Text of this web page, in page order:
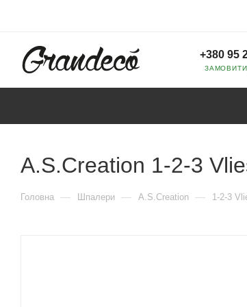
+380 95
ЗАМОВИТИ
A.S.Creation 1-2-3
Головна — Шпалери — A.S.Creation — 1-2-3